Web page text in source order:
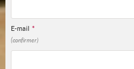
E-mail *
(confirmer)